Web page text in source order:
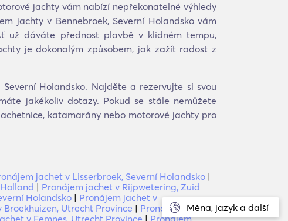
Měna, jazyk a další
jachty vám nabízí nepřekonatelné výhledy
jachty v Bennebroek, Severní Holandsko vám
už dáváte přednost plavbě v klidném tempu,
je dokonalým způsobem, jak zažít radost z
Holandsko. Najděte a rezervujte si svou
jakékoliv dotazy. Pokud se stále nemůžete
katamarány nebo motorové jachty pro
jachet v Lisserbroek, Severní Holandsko |
| Pronájem jachet v Rijpwetering, Zuid
Holandsko | Pronájem jachet v
Utrecht Province | Pronájem jachet
v Eemnes, Utrecht Province | Pronájem